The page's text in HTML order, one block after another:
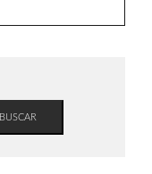
BUSCAR